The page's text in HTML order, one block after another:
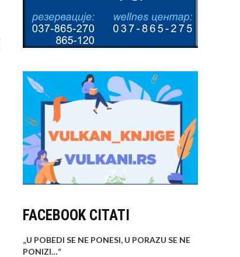
FACEBOOK CITATI
„U POBEDI SE NE PONESI, U PORAZU SE NE
PONIZI…“